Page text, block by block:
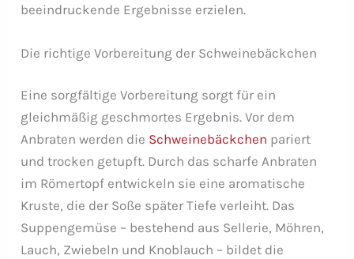
beeindruckende Ergebnisse erzielen.
Die richtige Vorbereitung der Schweinebäckchen
Eine sorgfältige Vorbereitung sorgt für ein
gleichmäßig geschmortes Ergebnis. Vor dem
Anbraten werden die Schweinebäckchen pariert
und trocken getupft. Durch das scharfe Anbraten
im Römertopf entwickeln sie eine aromatische
Kruste, die der Soße später Tiefe verleiht. Das
Suppengemüse – bestehend aus Sellerie, Möhren,
Lauch, Zwiebeln und Knoblauch – bildet die